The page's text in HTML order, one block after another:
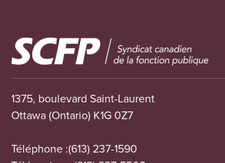
Image
1375, boulevard Saint-Laurent
Ottawa (Ontario) K1G 0Z7
Téléphone :(613) 237-1590